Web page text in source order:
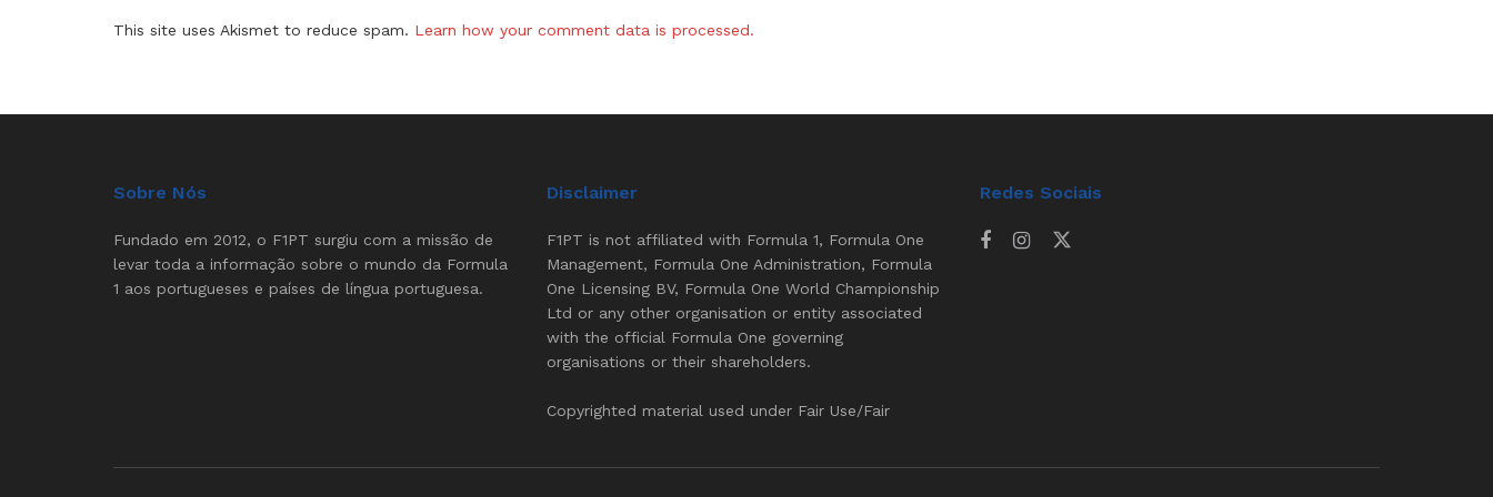
This site uses Akismet to reduce spam. Learn how your comment data is processed.
Sobre Nós
Fundado em 2012, o F1PT surgiu com a missão de
levar toda a informação sobre o mundo da Formula
1 aos portugueses e países de língua portuguesa.
Disclaimer
F1PT is not affiliated with Formula 1, Formula One
Management, Formula One Administration, Formula
One Licensing BV, Formula One World Championship
Ltd or any other organisation or entity associated
with the official Formula One governing
organisations or their shareholders.
Copyrighted material used under Fair Use/Fair
Redes Sociais